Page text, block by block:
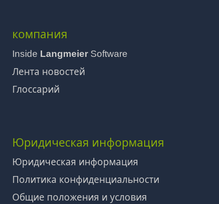
компания
Inside Langmeier Software
Лента новостей
Глоссарий
Юридическая информация
Юридическая информация
Политика конфиденциальности
Общие положения и условия